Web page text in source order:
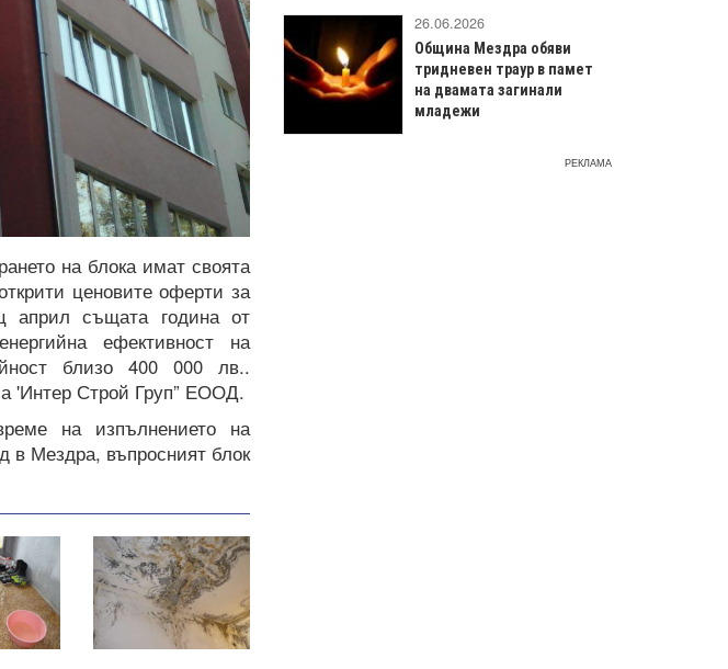
на блока имат своята
ценовите оферти за
април същата година от
ефективност на
близо 400 000 лв..
'Интер Строй Груп” ЕООД.
на изпълнението на
в Мездра, въпросният блок
26.06.2026
Община Мездра обяви
тридневен траур в памет
на двамата загинали
младежи
РЕКЛАМА